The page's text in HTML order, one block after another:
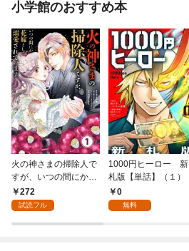
小学館のおすすめ本
火の神さまの掃除人で
すが、いつの間にか花
嫁として溺愛されてい
ます【単話】（１）
272
試読フル
1000円ヒーロー 新
札版【単話】（１）
0
無料